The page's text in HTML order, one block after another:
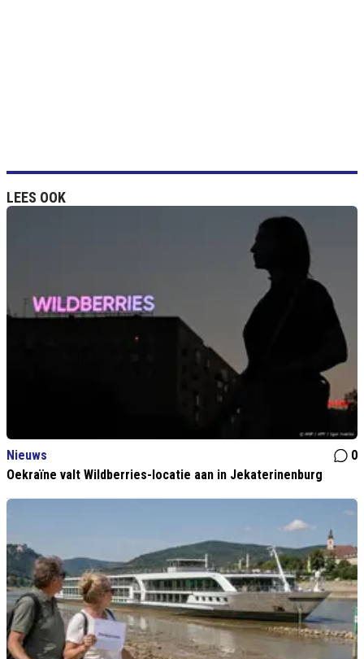
LEES OOK
Nieuws
0
Oekraïne valt Wildberries-locatie aan in Jekaterinenburg